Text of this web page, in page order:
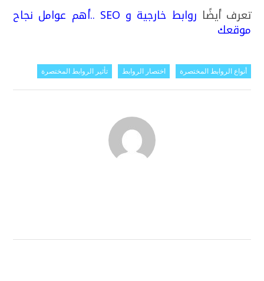
تعرف أيضًا
روابط خارجية و SEO ..أهم عوامل نجاح
موقعك
أنواع الروابط المختصرة اختصار الروابط تأثير الروابط المختصرة